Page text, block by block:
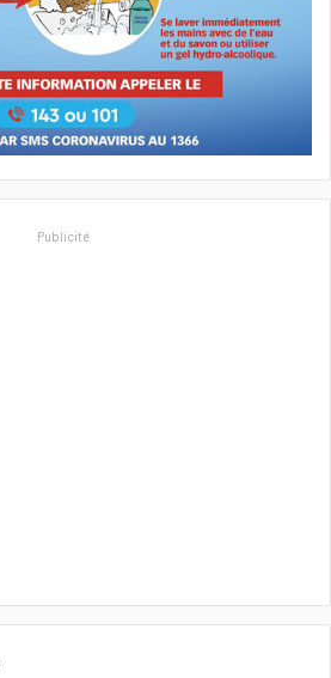
Publicité